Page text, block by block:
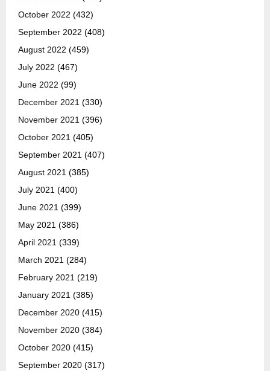
October 2022 (432)
September 2022 (408)
August 2022 (459)
July 2022 (467)
June 2022 (99)
December 2021 (330)
November 2021 (396)
October 2021 (405)
September 2021 (407)
August 2021 (385)
July 2021 (400)
June 2021 (399)
May 2021 (386)
April 2021 (339)
March 2021 (284)
February 2021 (219)
January 2021 (385)
December 2020 (415)
November 2020 (384)
October 2020 (415)
September 2020 (317)